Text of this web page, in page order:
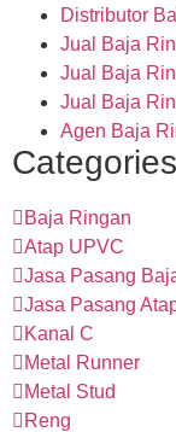
Distributor
Jual Baja
Jual Baja
Jual Baja
Agen Baja
Categories
Baja Ringan
Atap UPVC
Jasa Pasang
Jasa Pasang
Kanal C
Metal Runner
Metal Stud
Reng